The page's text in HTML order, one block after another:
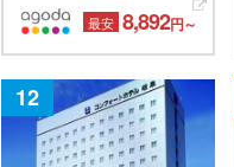
最安 8,892円～
12